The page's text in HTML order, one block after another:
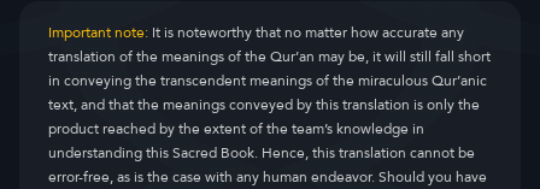
Important note:It is noteworthy that no matter how accurate any
translation of the meanings of the Qur’an may be, it will still fall short
in conveying the transcendent meanings of the miraculous Qur’anic
text, and that the meanings conveyed by this translation is only the
product reached by the extent of the team’s knowledge in
understanding this Sacred Book. Hence, this translation cannot be
error-free, as is the case with any human endeavor. Should you have